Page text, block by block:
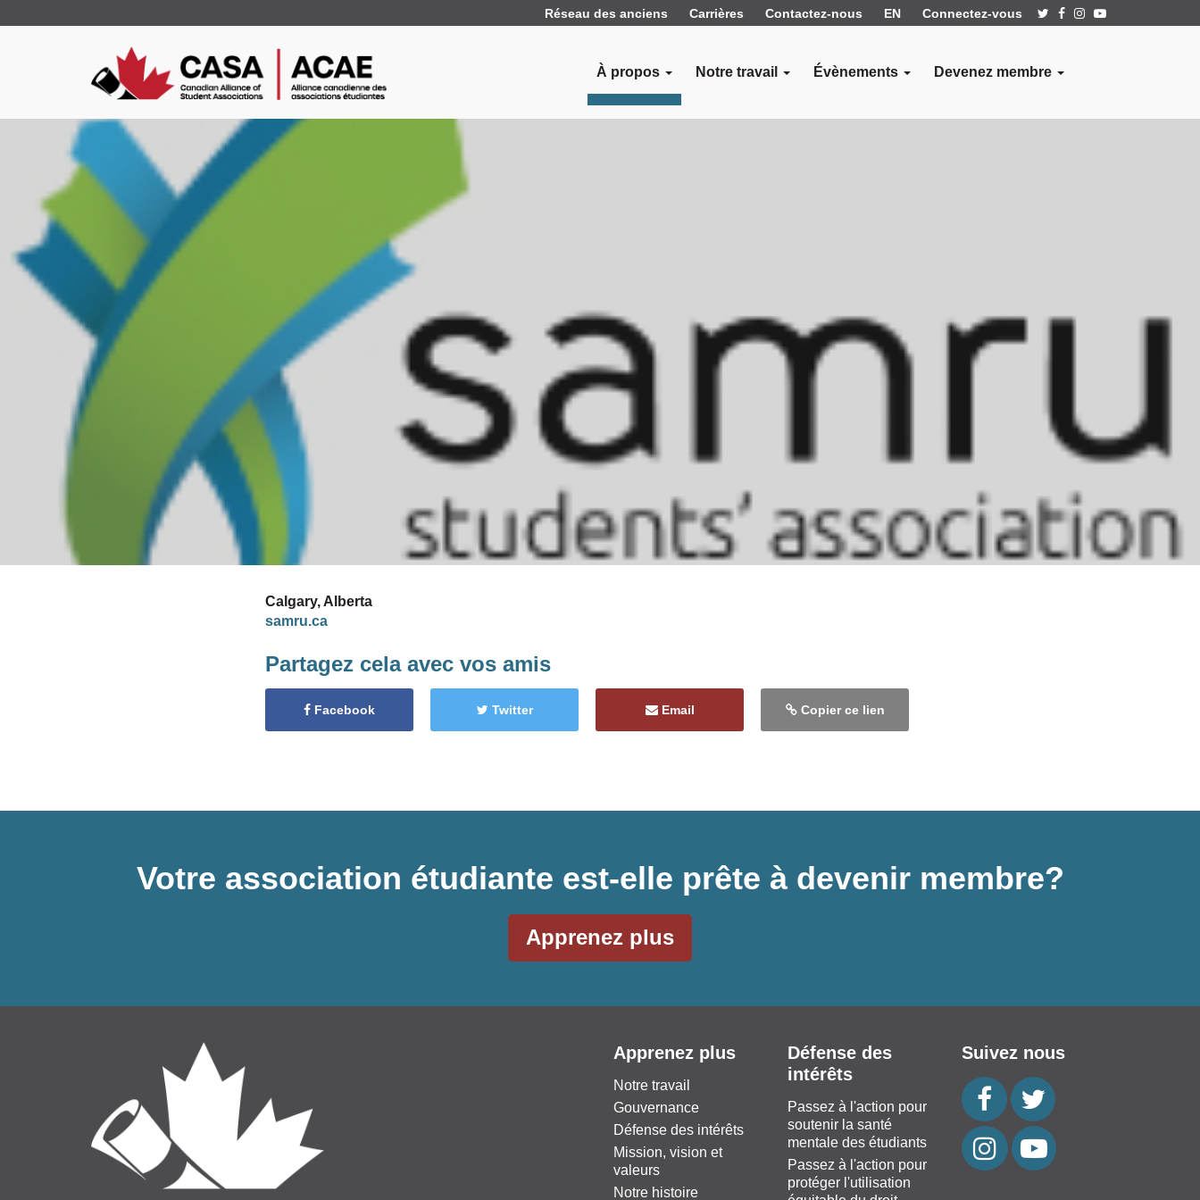
Réseau des anciens Carrières Contactez-nous EN Connectez-vous
À propos Notre travail Évènements Devenez membre
Calgary, Alberta
samru.ca
Partagez cela avec vos amis
Facebook Twitter Email Copier ce lien
Votre association étudiante est-elle prête à devenir membre?
Apprenez plus
Apprenez plus
Notre travail
Gouvernance
Défense des intérêts
Mission, vision et
valeurs
Notre histoire
Défense des
intérêts
Passez à l'action pour
soutenir la santé
mentale des étudiants
Passez à l'action pour
protéger l'utilisation
Suivez nous